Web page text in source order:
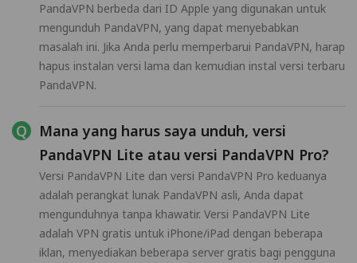
PandaVPN berbeda dari ID Apple yang digunakan untuk
mengunduh PandaVPN, yang dapat menyebabkan
masalah ini. Jika Anda perlu memperbarui PandaVPN, harap
hapus instalan versi lama dan kemudian instal versi terbaru
PandaVPN.
Mana yang harus saya unduh, versi
PandaVPN Lite atau versi PandaVPN Pro?
Versi PandaVPN Lite dan versi PandaVPN Pro keduanya
adalah perangkat lunak PandaVPN asli, Anda dapat
mengunduhnya tanpa khawatir. Versi PandaVPN Lite
adalah VPN gratis untuk iPhone/iPad dengan beberapa
iklan, menyediakan beberapa server gratis bagi pengguna